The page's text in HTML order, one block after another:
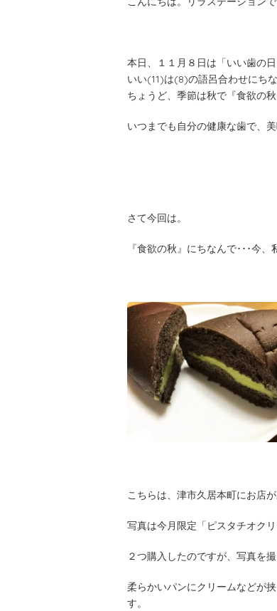
本日、１１月８日は「いい歯の日
いい(11)は(8)の語呂合わせにち
ちょうど、季節は秋で『食欲の
いつまでも自分の健康な歯で、
さて今回は。
『食欲の秋』にちなんで･･･今
こちらは、津市久居本町にお店
写真は今月限定「ピスタチオク
２つ購入したのですが、写真を
柔らかいパンにクリームなどが
す。